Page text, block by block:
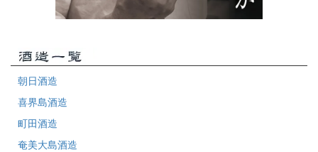
朝日酒造
喜界島酒造
町田酒造
奄美大島酒造